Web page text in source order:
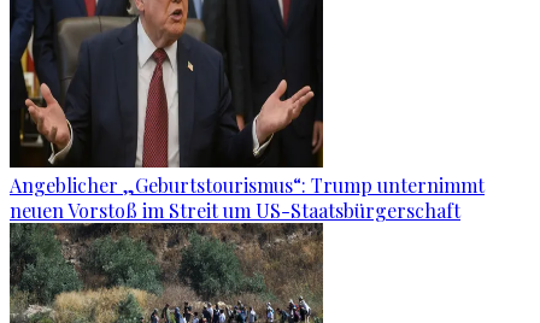
Angeblicher „Geburtstourismus“: Trump unternimmt
neuen Vorstoß im Streit um US-Staatsbürgerschaft